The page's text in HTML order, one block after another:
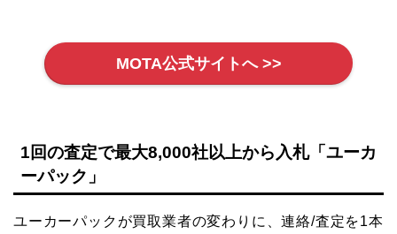
MOTA公式サイトへ >>
1回の査定で最大8,000社以上から入札「ユーカ
ーパック」
ユーカーパックが買取業者の変わりに、連絡/査定を1本